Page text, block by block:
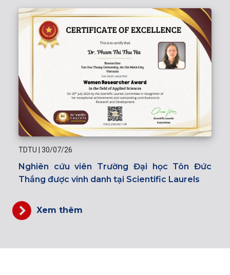
TDTU 30/07/26
Nghiên cứu viên Trường Đại học Tôn Đức
Thắng được vinh danh tại Scientific Laurels
Xem thêm